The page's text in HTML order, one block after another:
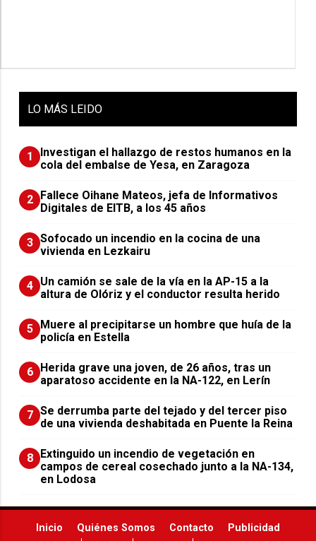
LO MÁS LEIDO
1
Investigan el hallazgo de restos humanos en la
cola del embalse de Yesa, en Zaragoza
2
Fallece Oihane Mateos, jefa de Informativos
Digitales de EITB, a los 45 años
3 Sofocado un incendio en la cocina de una
vivienda en Lezkairu
4 Un camión se sale de la vía en la AP-15 a la
altura de Olóriz y el conductor resulta herido
5
Muere al precipitarse un hombre que huía de la
policía en Estella
6
Herida grave una joven, de 26 años, tras un
aparatoso accidente en la NA-122, en Lerín
7 Se derrumba parte del tejado y del tercer piso
de una vivienda deshabitada en Puente la Reina
8
Extinguido un incendio de vegetación en
campos de cereal cosechado junto a la NA-134,
en Lodosa
Inicio Quiénes Somos Contacto
Publicidad